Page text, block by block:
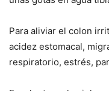
Para aliviar el colon
acidez estomacal,
respiratorio, estrés,